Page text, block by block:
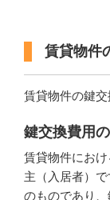
賃貸物件
賃貸物件の鍵
鍵交換費用
賃貸物件にお
主（入居者）
のものであり